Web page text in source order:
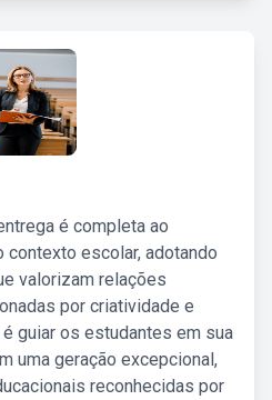
é completa ao
escolar, adotando
valorizam relações
por criatividade e
guiar os estudantes em sua
uma geração excepcional,
reconhecidas por